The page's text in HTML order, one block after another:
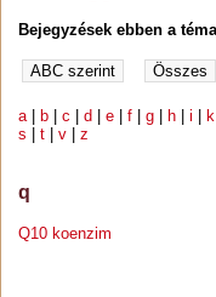
Bejegyzések ebben a
a| b |c |d |e |f |g h |i k
s |t |v |z
q
Q10 koenzim